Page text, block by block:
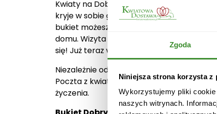
Zgoda
Niniejsza strona korzysta z
Wykorzystujemy pliki
naszych witrynach.
Kwiaty na Dobry Początek znajomości
kryje w sobie gerbery, margaretki oraz
bukiet możesz kupić, nie ruszając się z
domu. Wizyta kuriera z tak pięknym
się! Już teraz wybierz kwiaty online i
Niezależnie od wybranej wielkości
Poczta z kwiatami może dotrzeć do
życzenia.